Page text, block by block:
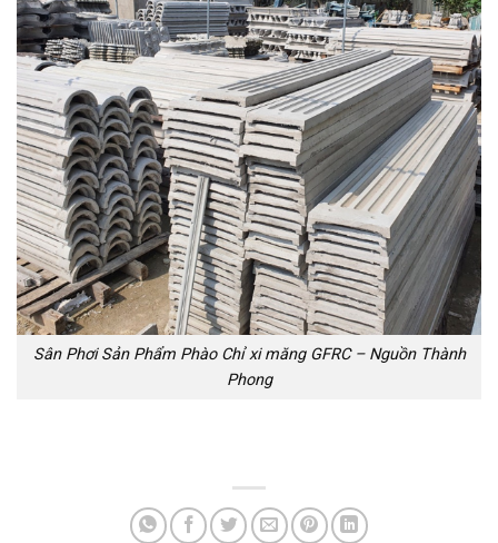
Sân Phơi Sản Phẩm Phào Chỉ xi măng GFRC – Nguồn Thành
Phong